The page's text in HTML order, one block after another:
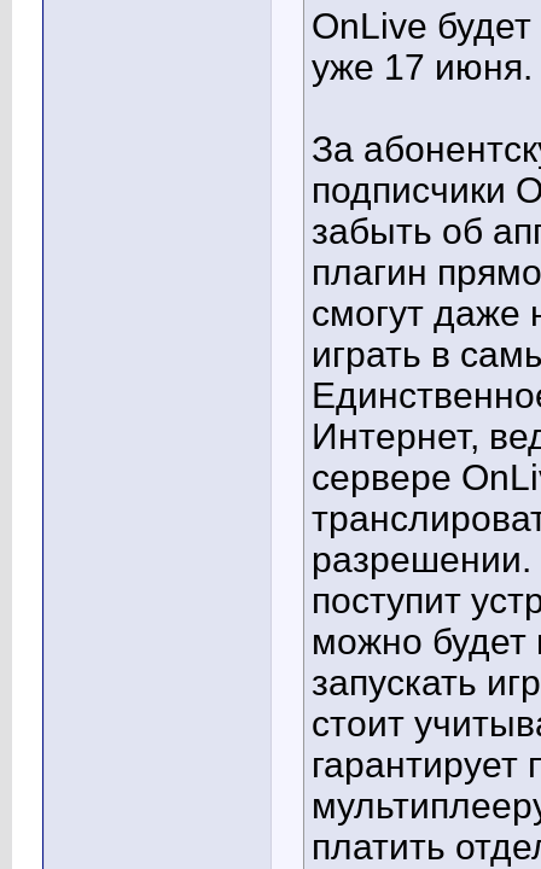
OnLive
уже 17 июня.
За
подписчики
забыть об
плагин
смогут даже
играть в
Интернет,
сервере
разрешении.
поступит
можно будет
запускать
стоит
платить